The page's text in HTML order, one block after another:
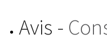
INTERDICTION DE FEUX À
CIEL OUVERT
Avis -